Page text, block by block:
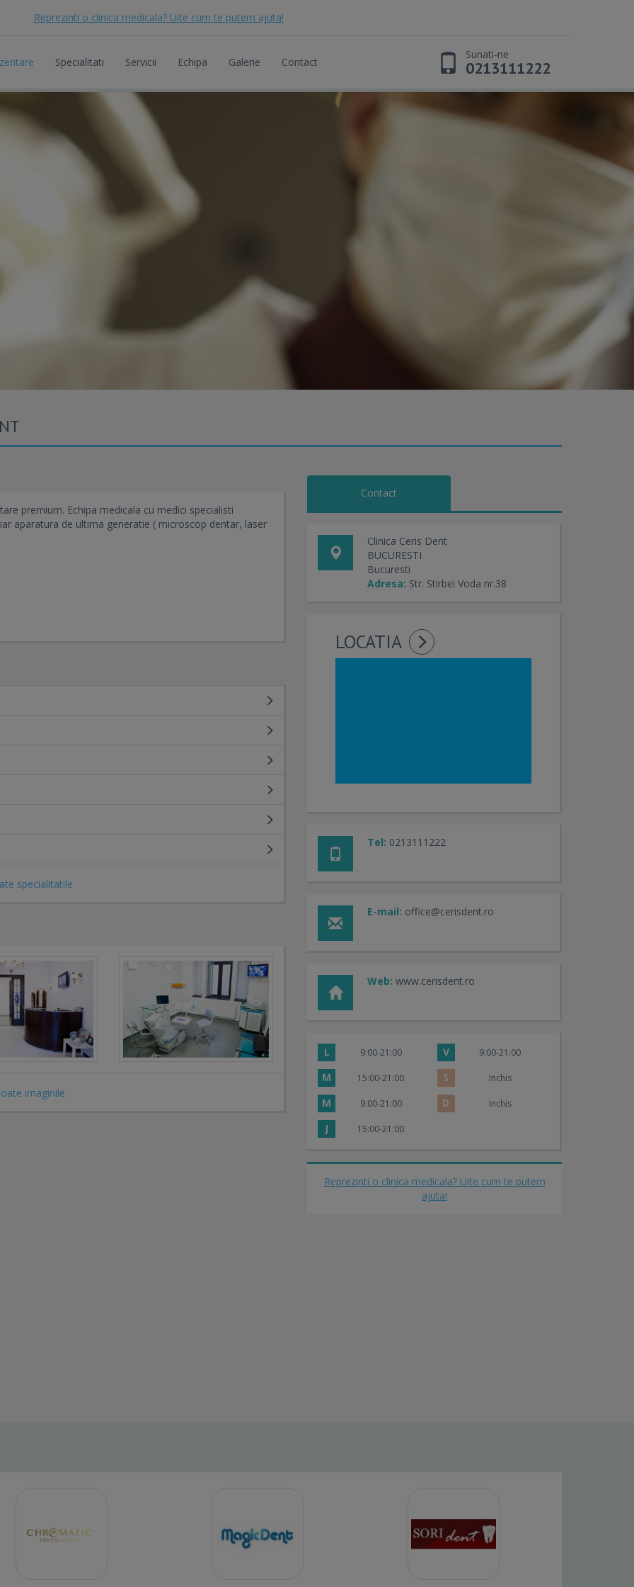
Reprezinti o clinica medicala? Uite cum te putem ajuta!
Specialitati Servicii Echipa Galerie Contact
Sunati-ne
0213111222
premium. Echipa medicala cu medici specialisti
aparatura de ultima generatie ( microscop dentar, laser
specialitatile
imaginile
Contact
Clinica Ceris Dent
BUCURESTI
Bucuresti
Adresa: Str. Stirbei Voda nr.38
LOCATIA
Tel: 0213111222
E-mail: office@cerisdent.ro
Web: www.cerisdent.ro
L 9:00-21:00 V 9:00-21:00
M 15:00-21:00 S Inchis
M 9:00-21:00 D Inchis
J 15:00-21:00
Reprezinti o clinica medicala? Uite cum te putem
ajuta!